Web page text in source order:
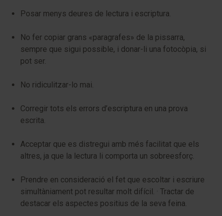
Posar menys deures de lectura i escriptura.
No fer copiar grans «paragrafes» de la pissarra,
sempre que sigui possible, i donar-li una fotocòpia, si
pot ser.
No ridiculitzar-lo mai.
Corregir tots els errors d’escriptura en una prova
escrita.
Acceptar que es distregui amb més facilitat que els
altres, ja que la lectura li comporta un sobreesforç.
Prendre en consideració el fet que escoltar i escriure
simultàniament pot resultar molt difícil. · Tractar de
destacar els aspectes positius de la seva feina.